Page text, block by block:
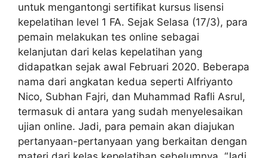
untuk mengantongi sertifikat kursus lisensi
kepelatihan level 1 FA. Sejak Selasa (17/3), para
pemain melakukan tes online sebagai
kelanjutan dari kelas kepelatihan yang
didapatkan sejak awal Februari 2020. Beberapa
nama dari angkatan kedua seperti Alfriyanto
Nico, Subhan Fajri, dan Muhammad Rafli Asrul,
termasuk di antara yang sudah menyelesaikan
ujian online. Jadi, para pemain akan diajukan
pertanyaan-pertanyaan yang berkaitan dengan